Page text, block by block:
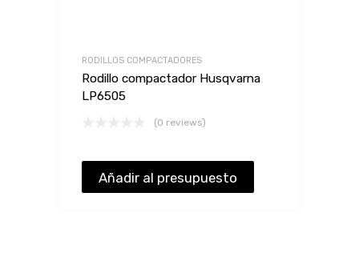
RODILLOS COMPACTADORES
Rodillo compactador Husqvarna
LP6505
(0 reviews)
Añadir al presupuesto